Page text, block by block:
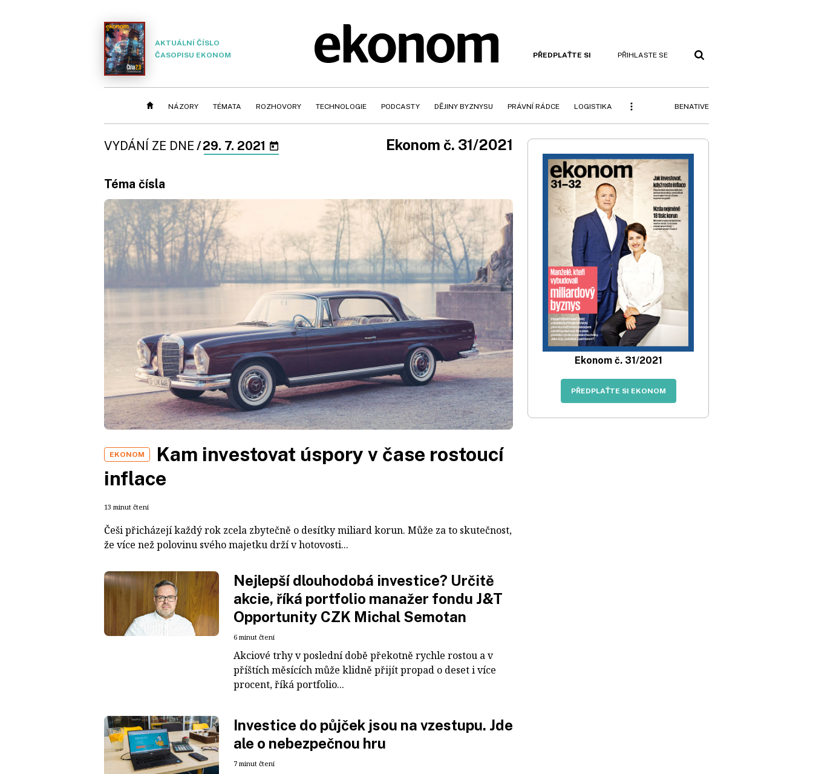
AKTUÁLNÍ ČÍSLO
ČASOPISU EKONOM
PŘEDPLAŤTE SI PŘIHLASTE SE
NÁZORY TÉMATA ROZHOVORY TECHNOLOGIE PODCASTY DĚJINY BYZNYSU PRÁVNÍ RÁDCE LOGISTIKA BENATIVE
VYDÁNÍ ZE DNE /29. 7. 2021 Ekonom č. 31/2021
Téma čísla
EKONOM
Kam investovat úspory v čase rostoucí
inflace
13 minut čtení
Češi přicházejí každý rok zcela zbytečně o desítky miliard korun. Může za to skutečnost,
že více než polovinu svého majetku drží v hotovosti...
Nejlepší dlouhodobá investice? Určitě
akcie, říká portfolio manažer fondu J&T
Opportunity CZK Michal Semotan
6 minut čtení
Akciové trhy v poslední době překotně rychle rostou a v
příštích měsících může klidně přijít propad o deset i více
procent, říká portfolio...
Investice do půjček jsou na vzestupu. Jde
ale o nebezpečnou hru
7 minut čtení
Ekonom č. 31/2021
PŘEDPLAŤTE SI EKONOM